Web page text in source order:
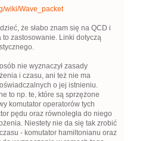
wiki/Wave_packet
że słabo znam się na QCD i
to zastosowanie. Linki dotyczą
nie wyznaczył zasady
i czasu, ani też nie ma
o jej istnieniu.
to np. te, które są sprzężone
komutator operatorów tych
pędu oraz równoległa do niego
Niestety nie da się tak zrobić
- komutator hamiltonianu oraz